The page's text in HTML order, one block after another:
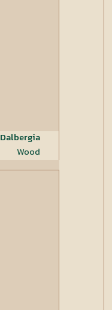
Dalbergia
Wood